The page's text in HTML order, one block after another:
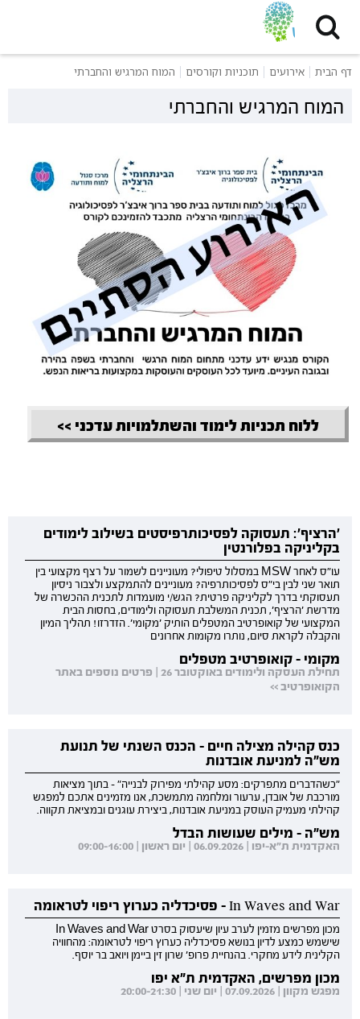
דף הבית אירועים תוכניות וקורסים המוח המרגיש והחברתי
המוח המרגיש והחברתי
ללוח תכניות לימוד והשתלמויות עדכני >>
'הרציף': תעסוקה לפסיכותרפיסטים בשילוב לימודים
בקליניקה בפלורנטין
עו"ס לאחר MSW במסלול טיפולי? מעוניינים לשמור על רצף מקצועי בין
תואר שני לבין בי"ס לפסיכותרפיה? מעוניינים להתמקצע ולצבור ניסיון
תעסוקתי בדרך לקליניקה פרטית? הגש/י מועמדות לתכנית ההכשרה של
מדרשת 'הרציף', תכנית המשלבת תעסוקה ולימודים, בחסות הבית
המקצועי של קואופרטיב המטפלים הותיק 'מקומי'. הזדרזו! תהליך המיון
והקבלה לקראת סיום, נותרו מקומות אחרונים
מקומי - קואופרטיב מטפלים
תחילת העסקה ולימודים באוקטובר 26 | פרטים נוספים באתר
הקואופרטיב >>
כנס קהילה מצילה חיים - הכנס השנתי של תנועת
מש"ה למניעת אובדנות
"כשהדברים מתפרקים: מסע קהילתי מפירוק לבנייה" - בתוך מציאות
מורכבת של אובדן, ערעור ומלחמה מתמשכת, אנו מזמינים אתכם למפגש
קהילתי מעמיק העוסק במניעת אובדנות, ביצירת עוגנים ובמציאת תקווה.
מש"ה - מילים שעושות הבדל
האקדמית ת"א-יפו | 06.09.2026 | יום ראשון | 09:00-16:00
In Waves and War - פסיכדליה כערוץ ריפוי לטראומה
מכון מפרשים מזמין לערב עיון שיעסוק בסרט In Waves and War
שישמש כמצע לדיון בנושא פסיכדליה כערוץ ריפוי לטראומה: מהחוויה
הקלינית לידע מחקרי. בהנחיית פרופ' שרון זין ביימן ויואב בר יוסף.
מכון מפרשים, האקדמית ת"א יפו
מפגש מקוון | 07.09.2026 | יום שני | 20:00-21:30